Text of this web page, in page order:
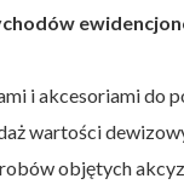
i akcesoriami do
wartości
objętych